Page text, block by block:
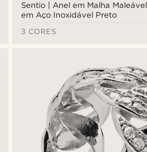
Sentio | Anel em Malha Maleável
em Aço Inoxidável Preto
3 CORES